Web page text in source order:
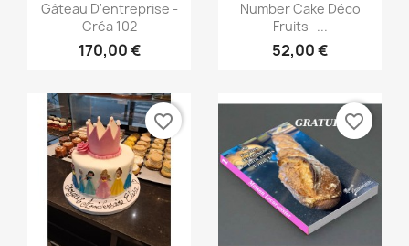
Aperçu rapide
Gâteau D'entreprise -
Créa 102
170,00 €
Aperçu rapide
Number Cake Déco
Fruits -...
52,00 €
favorite_border favorite_border